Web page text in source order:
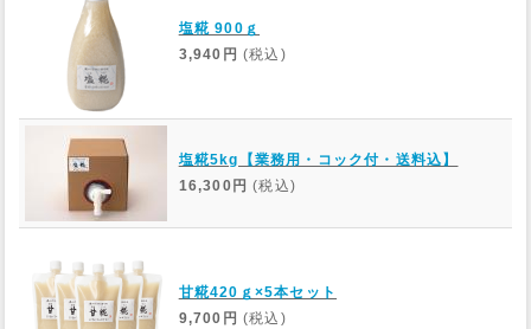
塩糀 900ｇ
3,940円 (税込)
塩糀5kg【業務用・コック付・送料込】
16,300円 (税込)
甘糀420ｇ×5本セット
9,700円 (税込)